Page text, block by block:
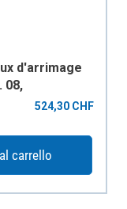
d'arrimage
08,
524,30 CHF
carrello